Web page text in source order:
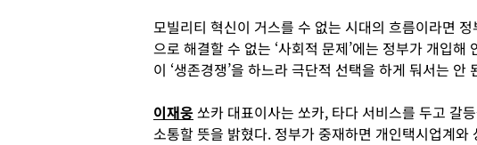
모빌리티 혁신이 거스를 수 없는 시대의 흐름이라면
으로 해결할 수 없는 ‘사회적 문제’에는 정부가 개입해
이 ‘생존경쟁’을 하느라 극단적 선택을 하게 둬서는 안
이재웅 쏘카 대표이사는 쏘카, 타다 서비스를 두고 갈
소통할 뜻을 밝혔다. 정부가 중재하면 개인택시업계와